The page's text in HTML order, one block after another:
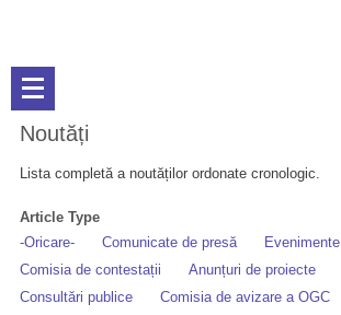
Noutăți
Lista completă a noutăților ordonate cronologic.
Article Type
-Oricare-
Comunicate de presă
Evenimente
Comisia de contestații
Anunțuri de proiecte
Consultări publice
Comisia de avizare a OGC